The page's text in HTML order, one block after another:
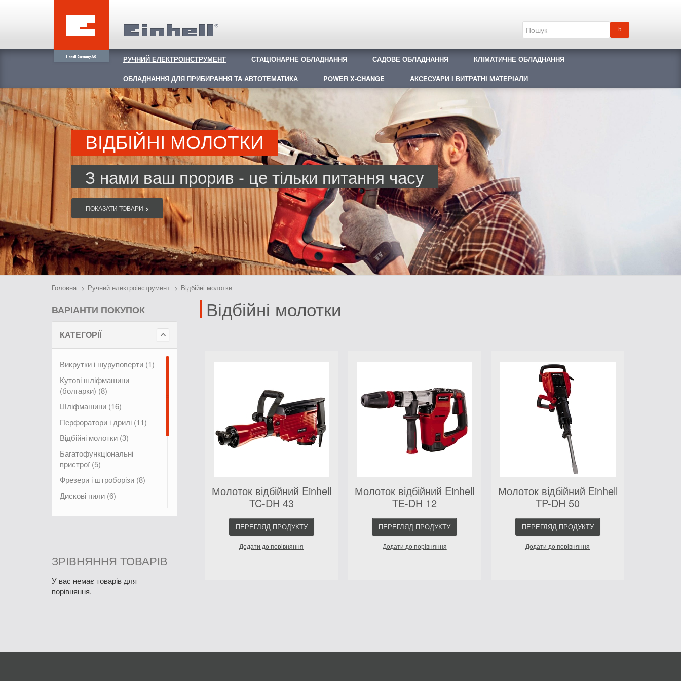
РУЧНИЙ ЕЛЕКТРОІНСТРУМЕНТ СТАЦІОНАРНЕ ОБЛАДНАННЯ САДОВЕ ОБЛАДНАННЯ
КЛІМАТИЧНЕ ОБЛАДНАННЯ
ОБЛАДНАННЯ ДЛЯ ПРИБИРАННЯ ТА АВТОТЕМАТИКА
POWER X-CHANGE АКСЕСУАРИ І ВИТРАТНІ МАТЕРІАЛИ
ВІДБІЙНІ МОЛОТКИ
З нами ваш прорив - це тільки питання часу
ПОКАЗАТИ ТОВАРИ
Головна Ручний електроінструмент Відбійні молотки
Відбійні молотки
Молоток відбійний Einhell
TC-DH 43
ПЕРЕГЛЯД ПРОДУКТУ
Додати до порівняння
Молоток відбійний Einhell
TE-DH 12
ПЕРЕГЛЯД ПРОДУКТУ
Додати до порівняння
Молоток відбійний Einhell
TP-DH 50
ПЕРЕГЛЯД ПРОДУКТУ
Додати до порівняння
ВАРІАНТИ ПОКУПОК
КАТЕГОРІЇ
Викрутки і шуруповерти (1)
Кутові шліфмашини
(болгарки) (8)
Шліфмашини (16)
Перфоратори і дрилі (11)
Відбійні молотки (3)
Багатофункціональні
пристрої (5)
Фрезери і штроборізи (8)
Дискові пили (6)
Електричні
фарборозпилювачі (7)
Лезерні вимірювальні пристої
ЗРІВНЯННЯ ТОВАРІВ
У вас немає товарів для
порівняння.